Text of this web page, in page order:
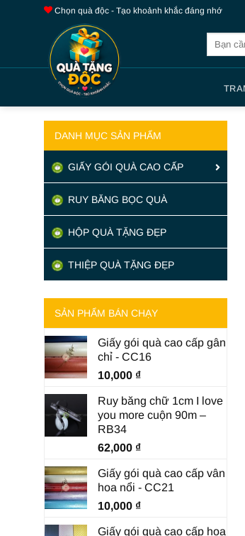
Chọn quà độc - Tạo khoảnh khắc đáng nhớ
kiếm:
DANH MỤC SẢN PHẨM
GIẤY GÓI QUÀ CAO CẤP
RUY BĂNG BỌC QUÀ
HỘP QUÀ TẶNG ĐẸP
THIỆP QUÀ TẶNG ĐẸP
SẢN PHẨM BÁN CHẠY
Giấy gói quà cao cấp gân
chỉ - CC16
10,000 ₫
Ruy băng chữ 1cm I love
you more cuộn 90m –
RB34
62,000 ₫
Giấy gói quà cao cấp vân
hoa nổi - CC21
10,000 ₫
Giấy gói quà cao cấp hoa